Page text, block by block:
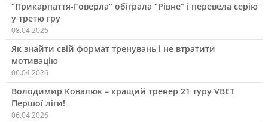
“Прикарпаття-Говерла” обіграла “Рівне” і перевела серію
у третю гру
08.04.2026
Як знайти свій формат тренувань і не втратити
мотивацію
06.04.2026
Володимир Ковалюк – кращий тренер 21 туру VBET
Першої ліги!
06.04.2026